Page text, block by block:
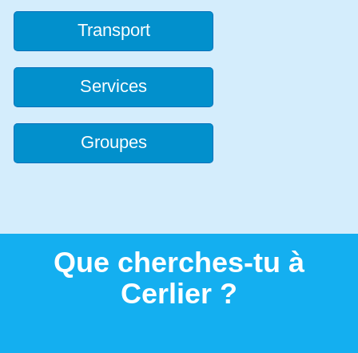
Transport
Services
Groupes
Que cherches-tu à
Cerlier ?